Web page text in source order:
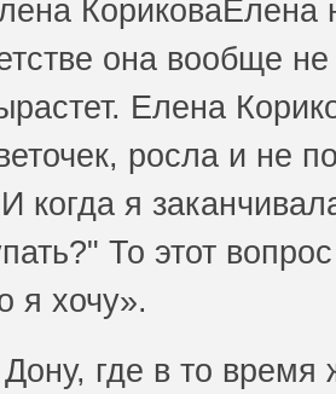
КориковаЕлена
она вообще
Елена
росла и не
когда я
То этот
я хочу».
где в то